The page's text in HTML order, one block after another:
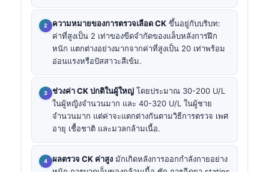
ความหมายของการตรวจเลือด CK ขึ้นอยู่กับบริบท:
ค่าที่สูงเป็น 2 เท่าของขีดจำกัดของแล็บหลังการฝึก
หนัก แตกต่างอย่างมากจากค่าที่สูงเป็น 20 เท่าพร้อม
อ่อนแรงหรือปัสสาวะสีเข้ม.
ช่วงค่า CK ปกติในผู้ใหญ่ โดยประมาณ 30-200 U/L
ในผู้หญิงจำนวนมาก และ 40-320 U/L ในผู้ชาย
จำนวนมาก แต่ค่าจะแตกต่างกันตามวิธีการตรวจ เพศ
อายุ เชื้อชาติ และมวลกล้ามเนื้อ.
ผลตรวจ CK ค่าสูง มักเกิดหลังการออกกำลังกายอย่าง